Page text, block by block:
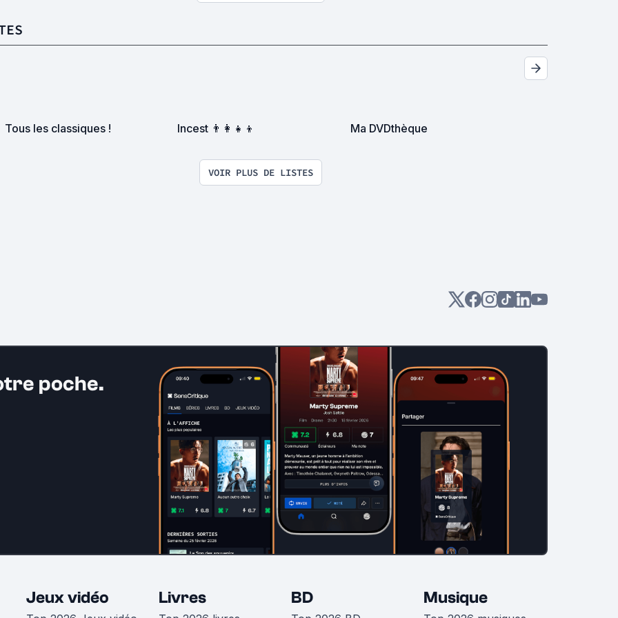
Tous les classiques ! Incest 👨‍👩‍👧‍👦 Ma DVDthèque
VOIR PLUS DE LISTES
poche.
Jeux vidéo Livres BD Musique